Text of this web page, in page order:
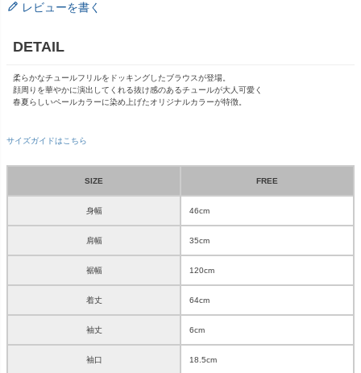
レビューを書く
DETAIL
柔らかなチュールフリルをドッキングしたブラウスが登場。
顔周りを華やかに演出してくれる抜け感のあるチュールが大人可愛く
春夏らしいペールカラーに染め上げたオリジナルカラーが特徴。
サイズガイドはこちら
SIZE FREE
身幅 46cm
肩幅 35cm
裾幅 120cm
着丈 64cm
袖丈 6cm
袖口 18.5cm